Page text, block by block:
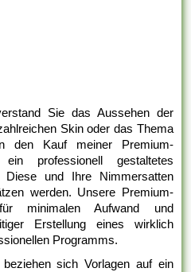
Sie das Aussehen der
Skin oder das Thema
den Kauf meiner Premium-
professionell gestaltetes
Diese und Ihre Nimmersatten
werden. Unsere Premium-
für minimalen Aufwand und
Erstellung eines wirklich
Programms.
sich Vorlagen auf ein